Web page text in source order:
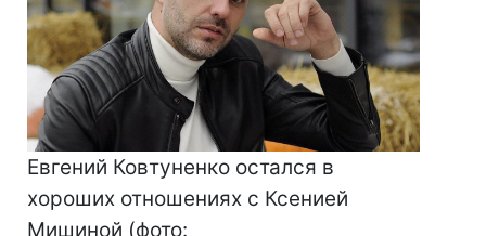
Евгений Ковтуненко остался в
хороших отношениях с Ксенией
Мишиной (фото: